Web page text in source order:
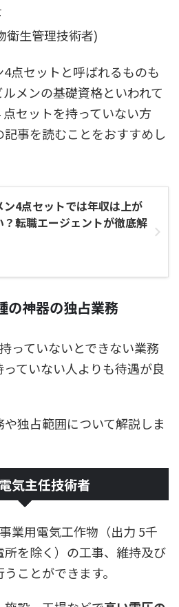
衛生管理技術者)
点セットと呼ばれるものも
メンの基礎資格といわれて
セットを持っていない方
事を読むことをおすすめし
ン4点セットでは年収は上が
？転職エージェントが徹底解
の神器の独占業務
っていないとできない業務
ていない人よりも待遇が良
独占範囲について解説しま
気主任技術者
業用電気工作物（出力 5千
を除く）の工事、維持及び
ことができます。